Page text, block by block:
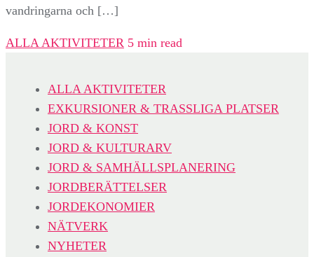
vandringarna och […]
ALLA AKTIVITETER 5 min read
ALLA AKTIVITETER
EXKURSIONER & TRASSLIGA PLATSER
JORD & KONST
JORD & KULTURARV
JORD & SAMHÄLLSPLANERING
JORDBERÄTTELSER
JORDEKONOMIER
NÄTVERK
NYHETER